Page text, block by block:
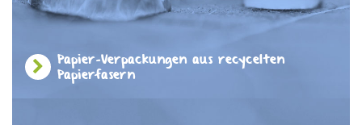
Papier-Verpackungen aus recycelten
Papierfasern